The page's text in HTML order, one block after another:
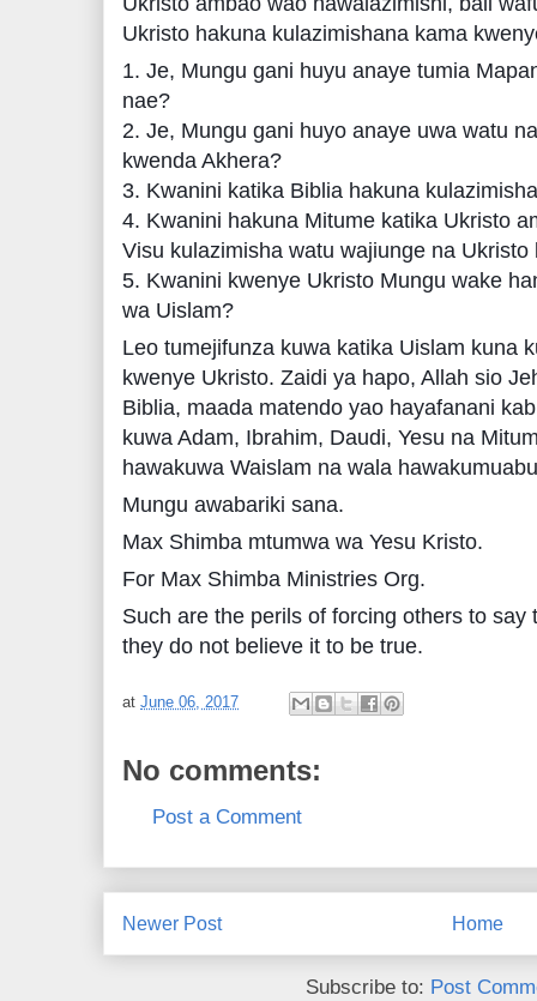
Ukristo hakuna kulazimishana kama
1. Je, Mungu gani huyu anaye tumia
nae?
2. Je, Mungu gani huyo anaye uwa watu
kwenda Akhera?
3. Kwanini katika Biblia hakuna
4. Kwanini hakuna Mitume katika Ukristo
Visu kulazimisha watu wajiunge na
5. Kwanini kwenye Ukristo Mungu wake
wa Uislam?
Leo tumejifunza kuwa katika Uislam kuna
kwenye Ukristo. Zaidi ya hapo, Allah sio
Biblia, maada matendo yao hayafanani
kuwa Adam, Ibrahim, Daudi, Yesu na
hawakuwa Waislam na wala
Mungu awabariki sana.
Max Shimba mtumwa wa Yesu Kristo.
For Max Shimba Ministries Org.
Such are the perils of forcing others to
they do not believe it to be true.
at June 06, 2017
No comments:
Post a Comment
Newer Post Home
Subscribe to: Post